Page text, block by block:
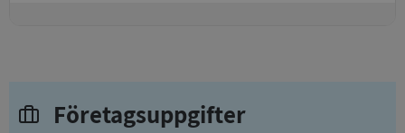
Företagsuppgifter